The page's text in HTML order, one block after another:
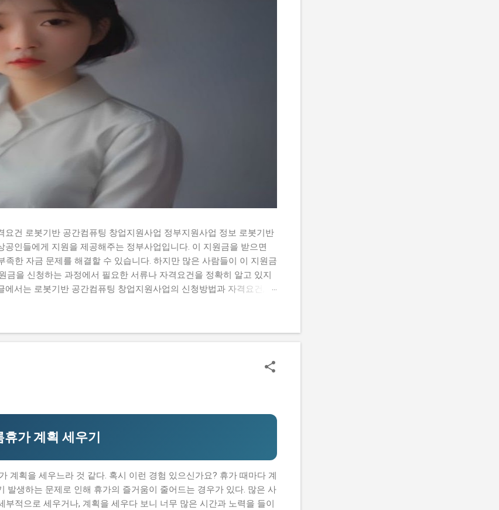
건 로봇기반 공간컴퓨팅 창업지원사업 정부지원사업 정보 로봇기반
인들에게 지원을 제공해주는 정부사업입니다. 이 지원금을 받으면
한 자금 문제를 해결할 수 있습니다. 하지만 많은 사람들이 이 지원금
금을 신청하는 과정에서 필요한 서류나 자격요건을 정확히 알고 있지
서는 로봇기반 공간컴퓨팅 창업지원사업의 신청방법과 자격요건, 지
에서는 실제로 지원금을 받은 사람들의 후기와 합격한 사람들의 공통
은 로봇기반 공간컴퓨팅 창업지원사업의 신청방법과 자격요건, 지원
니다. 지금 신청하러 가기 📋 목차 이 사업, 정말 받을 수 있을까? 신
컴퓨팅 창업지원사업은 로봇기반 기술을 활용하여 창업하는 초기 기
니다. 이 지원금을 받으면 창업 초기에 필요한 자금을 마련할 수 있어
휴가 계획 세우기
계획을 세우느라 것 같다. 혹시 이런 경험 있으신가요? 휴가 때마다 계
발생하는 문제로 인해 휴가의 즐거움이 줄어드는 경우가 있다. 많은 사
적으로 세우거나, 계획을 세우다 보니 너무 많은 시간과 노력을 들이